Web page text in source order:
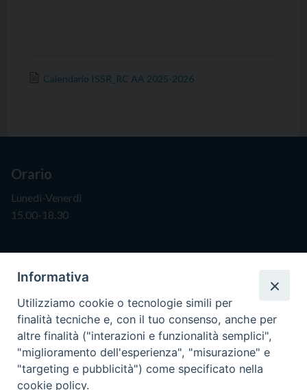
Calendario ISSR_RC AA 2025-2026
Istituto Superiore di Scienze Religiose
Tel. 0965593575
Fax 0965597484
Orario
Lunedì-Venerdì
15.00-18.30
Informativa
Utilizziamo cookie o tecnologie simili per
finalità tecniche e, con il tuo consenso, anche per
altre finalità ("interazioni e funzionalità semplici",
"miglioramento dell'esperienza", "misurazione" e
"targeting e pubblicità") come specificato nella
cookie policy.